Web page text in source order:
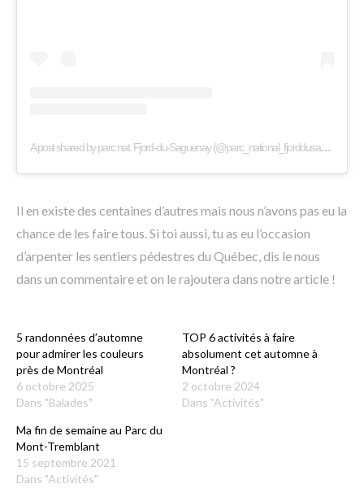
A post shared by parc nat. Fjord-du-Saguenay (@parc_national_fjorddusaguenay)
Il en existe des centaines d’autres mais nous n’avons pas eu la
chance de les faire tous. Si toi aussi, tu as eu l’occasion
d’arpenter les sentiers pédestres du Québec, dis le nous
dans un commentaire et on le rajoutera dans notre article !
5 randonnées d’automne
pour admirer les couleurs
près de Montréal
6 octobre 2025
Dans "Balades"
TOP 6 activités à faire
absolument cet automne à
Montréal ?
2 octobre 2024
Dans "Activités"
Ma fin de semaine au Parc du
Mont-Tremblant
15 septembre 2021
Dans "Activités"